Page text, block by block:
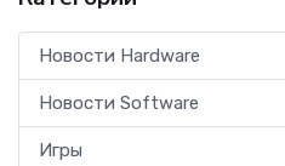
Новости Hardware
Новости Software
Игры